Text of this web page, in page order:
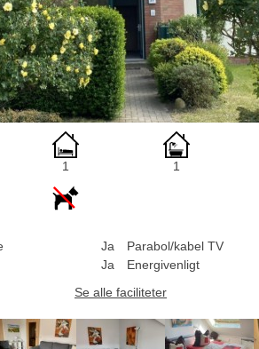
1 1
Ja
Ja
Parabol/kabel TV
Energivenligt
Se alle faciliteter